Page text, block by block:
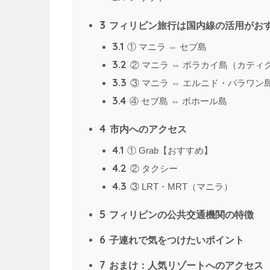
3 フィリピン旅行は国内線の活用がお
3.1 ① マニラ ⇔ セブ島
3.2 ② マニラ ⇔ ボラカイ島（カティク
3.3 ③ マニラ ⇔ エルニド・パラワン
3.4 ④ セブ島 ⇔ ボホール島
4 市内へのアクセス
4.1 ① Grab【おすすめ】
4.2 ② タクシー
4.3 ③ LRT・MRT（マニラ）
5 フィリピンの公共交通機関の特徴
6 子連れで気をつけたいポイント
7 おまけ：人気リゾートへのアクセス